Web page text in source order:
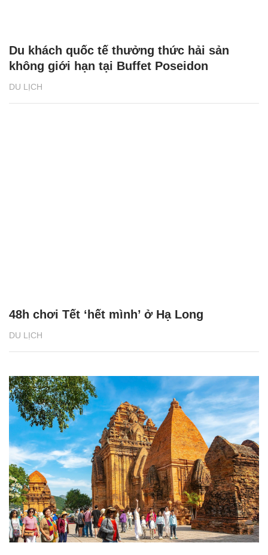
DU LỊCH
Du khách quốc tế thưởng thức hải sản
không giới hạn tại Buffet Poseidon
DU LỊCH
48h chơi Tết ‘hết mình’ ở Hạ Long